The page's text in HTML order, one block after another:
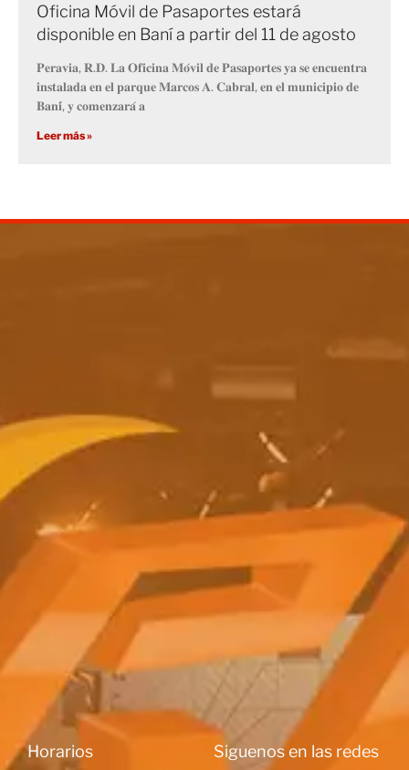
Oficina Móvil de Pasaportes estará
disponible en Baní a partir del 11 de agosto
𝐏𝐞𝐫𝐚𝐯𝐢𝐚, 𝐑.𝐃. 𝐋𝐚 𝐎𝐟𝐢𝐜𝐢𝐧𝐚 𝐌𝐨́𝐯𝐢𝐥 𝐝𝐞 𝐏𝐚𝐬𝐚𝐩𝐨𝐫𝐭𝐞𝐬 𝐲𝐚 𝐬𝐞 𝐞𝐧𝐜𝐮𝐞𝐧𝐭𝐫𝐚
𝐢𝐧𝐬𝐭𝐚𝐥𝐚𝐝𝐚 𝐞𝐧 𝐞𝐥 𝐩𝐚𝐫𝐪𝐮𝐞 𝐌𝐚𝐫𝐜𝐨𝐬 𝐀. 𝐂𝐚𝐛𝐫𝐚𝐥, 𝐞𝐧 𝐞𝐥 𝐦𝐮𝐧𝐢𝐜𝐢𝐩𝐢𝐨 𝐝𝐞
𝐁𝐚𝐧𝐢́, 𝐲 𝐜𝐨𝐦𝐞𝐧𝐳𝐚𝐫𝐚́ 𝐚
Leer más »
Horarios Siguenos en las redes